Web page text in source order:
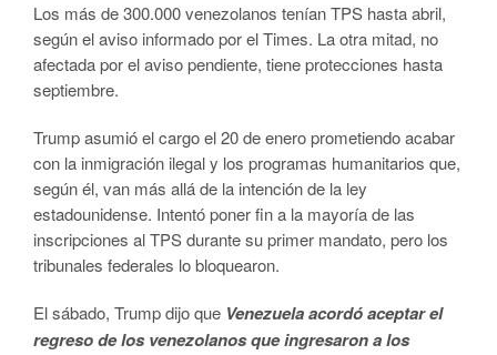
Los más de 300.000 venezolanos tenían TPS hasta abril,
según el aviso informado por el Times. La otra mitad, no
afectada por el aviso pendiente, tiene protecciones hasta
septiembre.
Trump asumió el cargo el 20 de enero prometiendo acabar
con la inmigración ilegal y los programas humanitarios que,
según él, van más allá de la intención de la ley
estadounidense. Intentó poner fin a la mayoría de las
inscripciones al TPS durante su primer mandato, pero los
tribunales federales lo bloquearon.
El sábado, Trump dijo que Venezuela acordó aceptar el
regreso de los venezolanos que ingresaron a los